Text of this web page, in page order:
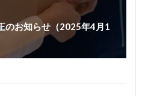
のお知らせ（2025年4月1